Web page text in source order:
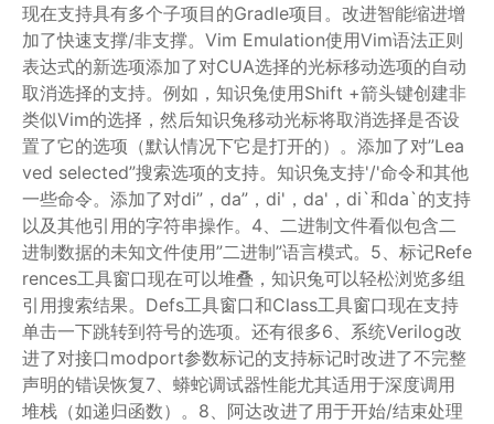
现在支持具有多个子项目的Gradle项目。改进智能缩进增
加了快速支撑/非支撑。Vim Emulation使用Vim语法正则
表达式的新选项添加了对CUA选择的光标移动选项的自动
取消选择的支持。例如，知识兔使用Shift +箭头键创建非
类似Vim的选择，然后知识兔移动光标将取消选择是否设
置了它的选项（默认情况下它是打开的）。添加了对”Lea
ved selected”搜索选项的支持。知识兔支持'/'命令和其他
一些命令。添加了对di”，da”，di'，da'，di`和da`的支持
以及其他引用的字符串操作。4、二进制文件看似包含二
进制数据的未知文件使用”二进制”语言模式。5、标记Refe
rences工具窗口现在可以堆叠，知识兔可以轻松浏览多组
引用搜索结果。Defs工具窗口和Class工具窗口现在支持
单击一下跳转到符号的选项。还有很多6、系统Verilog改
进了对接口modport参数标记的支持标记时改进了不完整
声明的错误恢复7、蟒蛇调试器性能尤其适用于深度调用
堆栈（如递归函数）。8、阿达改进了用于开始/结束处理